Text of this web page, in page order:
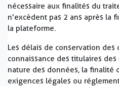
nécessaire aux finalités du
n'excèdent pas 2 ans après la
la plateforme.
Les délais de conservation des
connaissance des titulaires
nature des données, la finalité
exigences légales ou